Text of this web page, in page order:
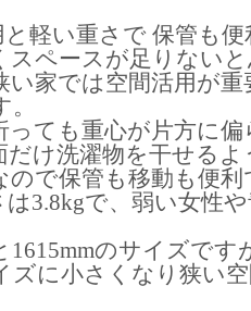
と軽い重さで 保管も便
スペースが足りない
い家では空間活用が
っても重心が片方に
だけ洗濯物を干せる
ので保管も移動も便利
は3.8kgで、弱い女性
1615mmのサイズです
ズに小さくなり狭い